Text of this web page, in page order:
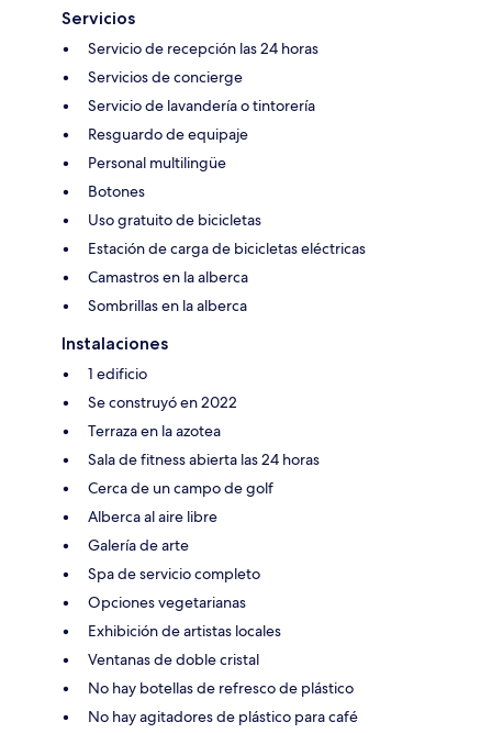
Servicios
Servicio de recepción las 24 horas
Servicios de concierge
Servicio de lavandería o tintorería
Resguardo de equipaje
Personal multilingüe
Botones
Uso gratuito de bicicletas
Estación de carga de bicicletas eléctricas
Camastros en la alberca
Sombrillas en la alberca
Instalaciones
1 edificio
Se construyó en 2022
Terraza en la azotea
Sala de fitness abierta las 24 horas
Cerca de un campo de golf
Alberca al aire libre
Galería de arte
Spa de servicio completo
Opciones vegetarianas
Exhibición de artistas locales
Ventanas de doble cristal
No hay botellas de refresco de plástico
No hay agitadores de plástico para café